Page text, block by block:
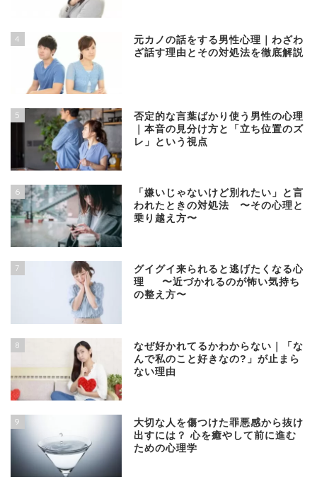
4
元カノの話をする男性心理｜わざわ
ざ話す理由とその対処法を徹底解説
5
否定的な言葉ばかり使う男性の心理
｜本音の見分け方と「立ち位置のズ
レ」という視点
6
「嫌いじゃないけど別れたい」と言
われたときの対処法 〜その心理と
乗り越え方〜
7
グイグイ来られると逃げたくなる心
理 〜近づかれるのが怖い気持ち
の整え方〜
8
なぜ好かれてるかわからない｜「な
んで私のこと好きなの?」が止まら
ない理由
9
大切な人を傷つけた罪悪感から抜け
出すには？ 心を癒やして前に進む
ための心理学